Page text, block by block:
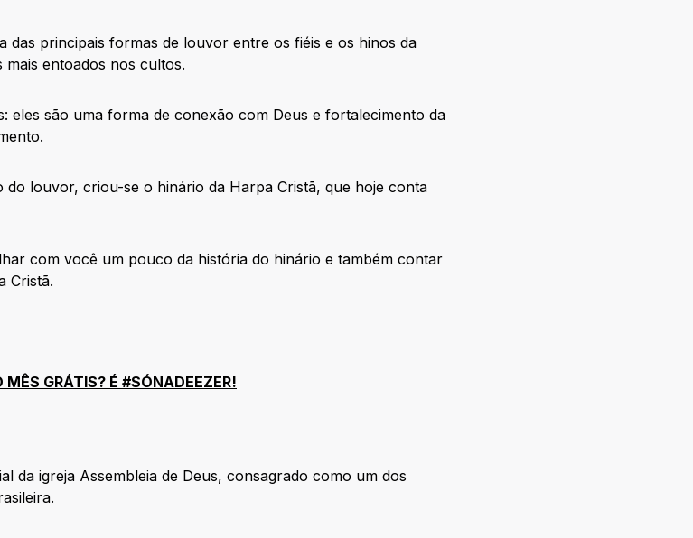
principais formas de louvor entre os fiéis e os hinos da
mais entoados nos cultos.
eles são uma forma de conexão com Deus e fortalecimento da
do louvor, criou-se o hinário da Harpa Cristã, que hoje conta
com você um pouco da história do hinário e também contar
Cristã.
MÊS GRÁTIS? É #SÓNADEEZER!
da igreja Assembleia de Deus, consagrado como um dos